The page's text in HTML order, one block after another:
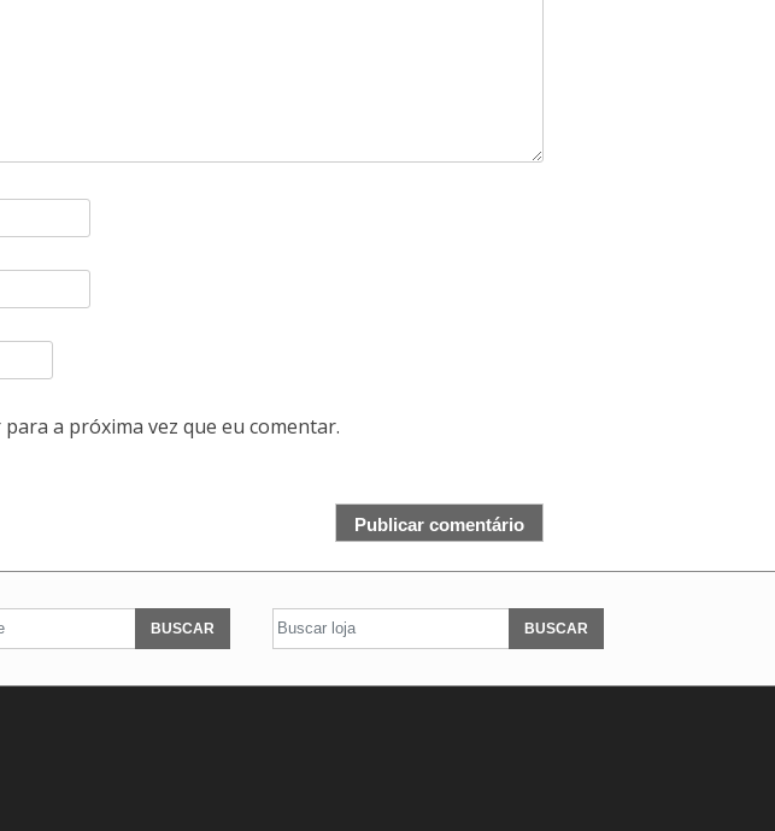
a próxima vez que eu comentar.
BUSCAR BUSCAR